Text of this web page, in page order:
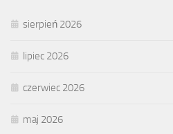
sierpień 2026
lipiec 2026
czerwiec 2026
maj 2026